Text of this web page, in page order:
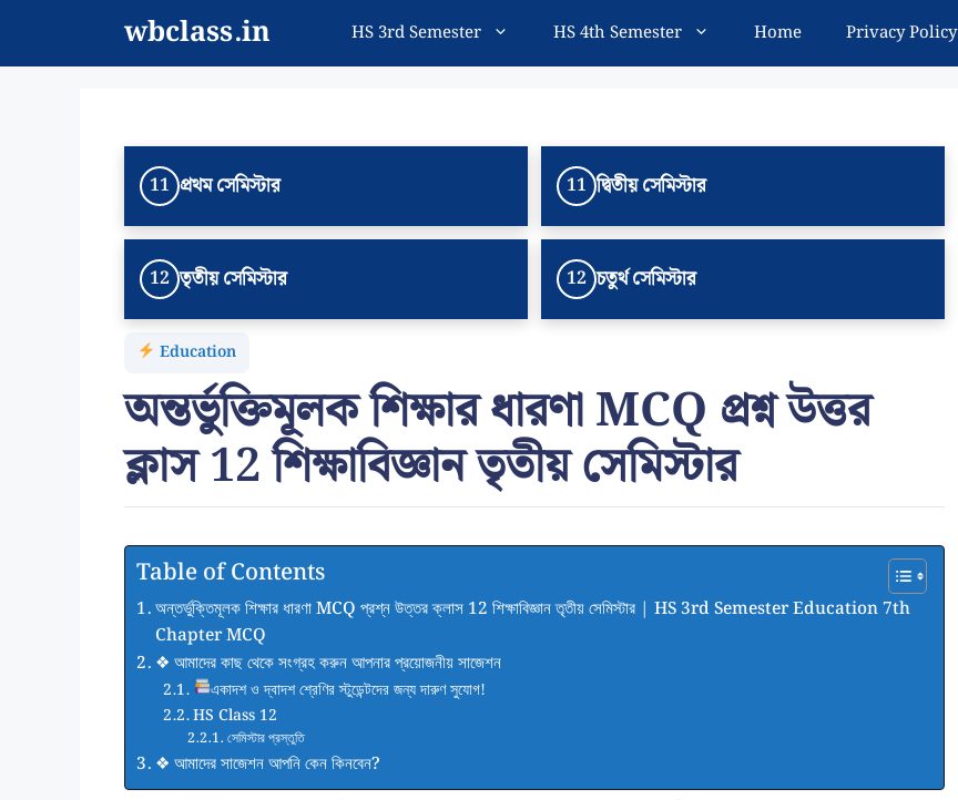
content
wbclass.in HS 3rd Semester HS 4th Semester Home Privacy Policy
11 প্রথম সেমিস্টার 11 দ্বিতীয় সেমিস্টার
12 তৃতীয় সেমিস্টার 12 চতুর্থ সেমিস্টার
Education
অন্তর্ভুক্তিমূলক শিক্ষার ধারণা MCQ প্রশ্ন উত্তর
ক্লাস 12 শিক্ষাবিজ্ঞান তৃতীয় সেমিস্টার
Table of Contents
অন্তর্ভুক্তিমূলক শিক্ষার ধারণা MCQ প্রশ্ন উত্তর ক্লাস 12 শিক্ষাবিজ্ঞান তৃতীয় সেমিস্টার | HS 3rd Semester Education 7th
Chapter MCQ
❖ আমাদের কাছ থেকে সংগ্রহ করুন আপনার প্রয়োজনীয় সাজেশন
একাদশ ও দ্বাদশ শ্রেণির স্টুডেন্টদের জন্য দারুণ সুযোগ!
HS Class 12
সেমিস্টার প্রস্তুতি
❖ আমাদের সাজেশন আপনি কেন কিনবেন?